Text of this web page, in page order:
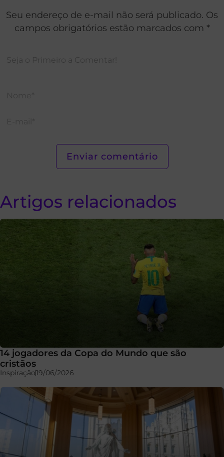
Seu endereço de e-mail não será publicado. Os
campos obrigatórios estão marcados com *
Artigos relacionados
14 jogadores da Copa do Mundo que são
cristãos
Inspiração19/06/2026